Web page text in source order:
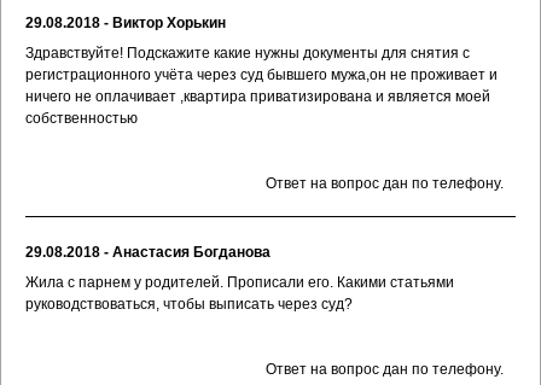
29.08.2018 - Виктор Хорькин
Здравствуйте! Подскажите какие нужны документы для снятия с
регистрационного учёта через суд бывшего мужа,он не проживает и
ничего не оплачивает ,квартира приватизирована и является моей
собственностью
Ответ на вопрос дан по телефону.
29.08.2018 - Анастасия Богданова
Жила с парнем у родителей. Прописали его. Какими статьями
руководствоваться, чтобы выписать через суд?
Ответ на вопрос дан по телефону.